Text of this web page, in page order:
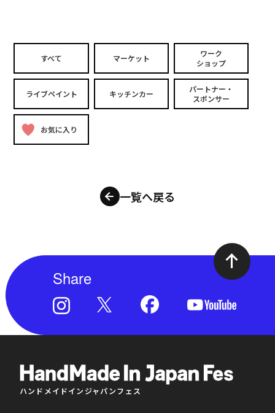
すべて マーケット
ワーク
ショップ
ライブペイント キッチンカー
パートナー・
スポンサー
お気に入り
一覧へ戻る
Share
ハンドメイドインジャパンフェス